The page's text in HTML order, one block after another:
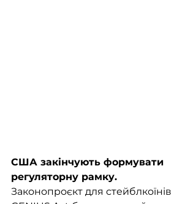
США закінчують формувати
регуляторну рамку.
Законопроєкт для стейблкоїнів